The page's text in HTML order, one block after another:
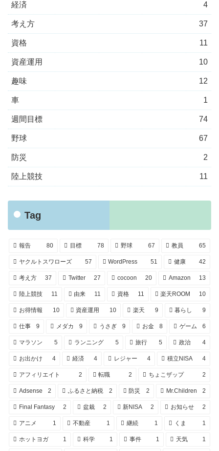
経済 4
考え方 37
資格 11
資産運用 10
趣味 12
車 1
週間目標 74
野球 67
防災 2
陸上競技 11
Tag
報告 80 目標 78 野球 67 教員 65
ヤクルトスワローズ 57 WordPress 51 健康 42
考え方 37 Twitter 27 cocoon 20 Amazon 13
陸上競技 11 由来 11 資格 11 楽天ROOM 10
お得情報 10 資産運用 10 楽天 9 暮らし 9
仕事 9 メダカ 9 うさぎ 9 お金 8 ゲーム 6
マラソン 5 ランニング 5 旅行 5 政治 4
お出かけ 4 経済 4 レジャー 4 積立NISA 4
アフィリエイト 2 転職 2 ちょこザップ 2
Adsense 2 ふるさと納税 2 防災 2 Mr.Children 2
Final Fantasy 2 盆栽 2 新NISA 2 お知らせ 2
アニメ 1 不動産 1 継続 1 くま 1
ホットヨガ 1 科学 1 事件 1 天気 1